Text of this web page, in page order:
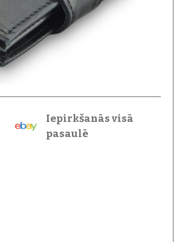
Iepirkšanās visā
pasaulē